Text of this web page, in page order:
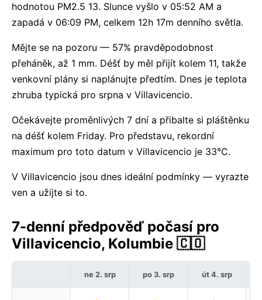
hodnotou PM2.5 13. Slunce vyšlo v 05:52 AM a
zapadá v 06:09 PM, celkem 12h 17m denního světla.
Mějte se na pozoru — 57% pravděpodobnost
přeháněk, až 1 mm. Déšť by měl přijít kolem 11, takže
venkovní plány si naplánujte předtím. Dnes je teplota
zhruba typická pro srpna v Villavicencio.
Očekávejte proměnlivých 7 dní a přibalte si pláštěnku
na déšť kolem Friday. Pro představu, rekordní
maximum pro toto datum v Villavicencio je 33°C.
V Villavicencio jsou dnes ideální podmínky — vyrazte
ven a užijte si to.
7-denní předpověď počasí pro
Villavicencio, Kolumbie 🇨🇴
ne 2. srp po 3. srp út 4. srp